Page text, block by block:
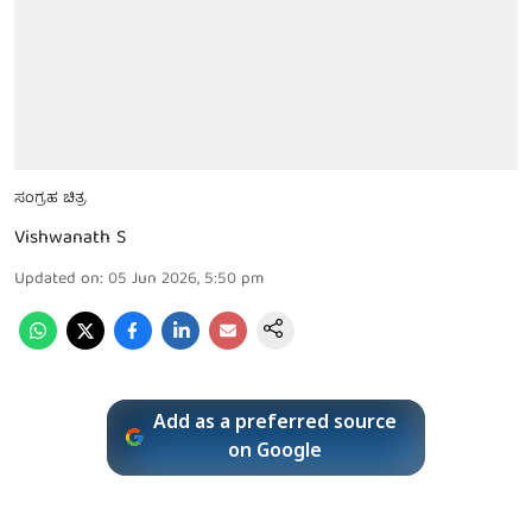
ಸಂಗ್ರಹ ಚಿತ್ರ
Vishwanath S
Updated on: 05 Jun 2026, 5:50 pm
Add as a preferred source
on Google